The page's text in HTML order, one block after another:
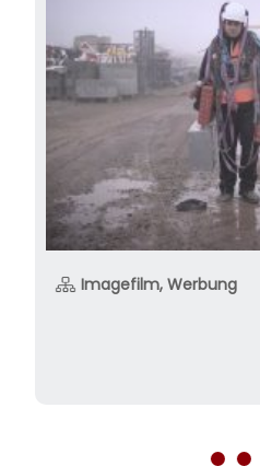
Imagefilm, Werbung